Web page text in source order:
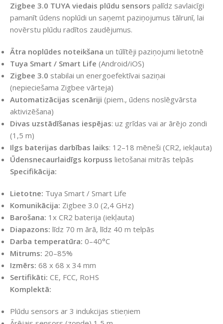
Zigbee 3.0 TUYA viedais plūdu sensors palīdz savlaicīgi
pamanīt ūdens noplūdi un saņemt paziņojumus tālrunī, lai
novērstu plūdu radītos zaudējumus.
Ātra noplūdes noteikšana un tūlītēji paziņojumi lietotnē
Tuya Smart / Smart Life (Android/iOS)
Zigbee 3.0 stabilai un energoefektīvai saziņai
(nepieciešama Zigbee vārteja)
Automatizācijas scenāriji (piem., ūdens noslēgvārsta
aktivizēšana)
Divas uzstādīšanas iespējas: uz grīdas vai ar ārējo zondi
(1,5 m)
Ilgs baterijas darbības laiks: 12–18 mēneši (CR2, iekļauta)
Ūdensnecaurlaidīgs korpuss lietošanai mitrās telpās
Specifikācija:
Lietotne: Tuya Smart / Smart Life
Komunikācija: Zigbee 3.0 (2,4 GHz)
Barošana: 1x CR2 baterija (iekļauta)
Diapazons: līdz 70 m ārā, līdz 40 m telpās
Darba temperatūra: 0–40°C
Mitrums: 20–85%
Izmērs: 68 x 68 x 34 mm
Sertifikāti: CE, FCC, RoHS
Komplektā:
Plūdu sensors ar 3 indukcijas stieņiem